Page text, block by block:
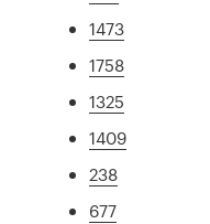
1473
1758
1325
1409
238
677